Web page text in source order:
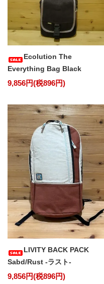
Ecolution The
Everything Bag Black
9,856円(税896円)
LIVITY BACK PACK
Sabd/Rust -ラスト-
9,856円(税896円)